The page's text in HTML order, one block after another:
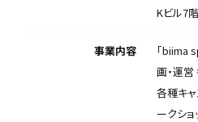
Kビル7階
事業内容
「biima
画・運
各種キ
ークショ